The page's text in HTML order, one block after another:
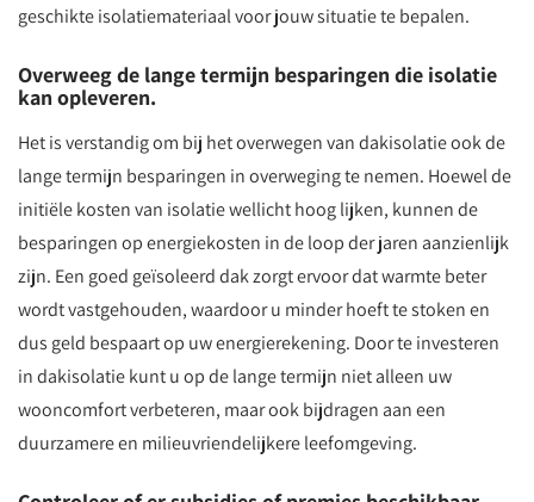
geschikte isolatiemateriaal voor jouw situatie te bepalen.
Overweeg de lange termijn besparingen die isolatie
kan opleveren.
Het is verstandig om bij het overwegen van dakisolatie ook de
lange termijn besparingen in overweging te nemen. Hoewel de
initiële kosten van isolatie wellicht hoog lijken, kunnen de
besparingen op energiekosten in de loop der jaren aanzienlijk
zijn. Een goed geïsoleerd dak zorgt ervoor dat warmte beter
wordt vastgehouden, waardoor u minder hoeft te stoken en
dus geld bespaart op uw energierekening. Door te investeren
in dakisolatie kunt u op de lange termijn niet alleen uw
wooncomfort verbeteren, maar ook bijdragen aan een
duurzamere en milieuvriendelijkere leefomgeving.